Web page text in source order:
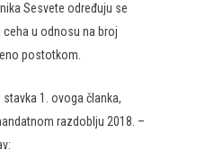
Sesvete određuju se
u odnosu na broj
postotkom.
1. ovoga članka,
razdoblju 2018. –